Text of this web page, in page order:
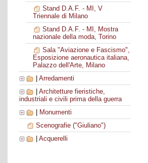
Stand D.A.F. - MI, V
Triennale di Milano
Stand D.A.F. - MI, Mostra
nazionale della moda, Torino
Sala "Aviazione e Fascismo",
Esposizione aeronautica italiana,
Palazzo dell'Arte, Milano
Arredamenti
Architetture fieristiche,
industriali e civili prima della guerra
Monumenti
Scenografie ("Giuliano")
Acquerelli